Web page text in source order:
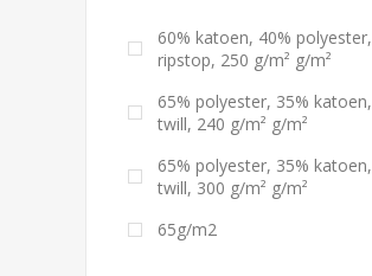
60% katoen, 40% polyester,
ripstop, 250 g/m² g/m²
65% polyester, 35% katoen,
twill, 240 g/m² g/m²
65% polyester, 35% katoen,
twill, 300 g/m² g/m²
65g/m2